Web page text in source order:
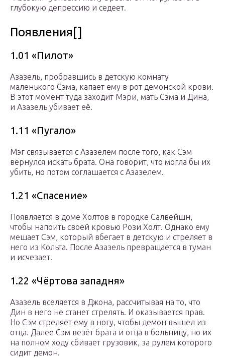
глубокую депрессию и седеет.
Появления[]
1.01 «Пилот»
Азазель, пробравшись в детскую комнату
маленького Сэма, капает ему в рот демонской крови.
В этот момент туда заходит Мэри, мать Сэма и Дина,
и Азазель убивает её.
1.11 «Пугало»
Мэг связывается с Азазелем после того, как Сэм
вернулся искать брата. Она говорит, что могла бы их
убить, но потом соглашается с Азазелем.
1.21 «Спасение»
Появляется в доме Холтов в городке Салвейшн,
чтобы напоить своей кровью Рози Холт. Однако ему
мешает Сэм, который вбегает в детскую и стреляет в
него из Кольта. После Азазель превращается в туман
и исчезает.
1.22 «Чёртова западня»
Азазель вселяется в Джона, рассчитывая на то, что
Дин в него не станет стрелять. И оказывается прав.
Но Сэм стреляет ему в ногу, чтобы демон вышел из
отца. Далее Сэм везёт брата и отца в больницу, но их
на полном ходу сбивает грузовик, за рулём которого
сидит демон.